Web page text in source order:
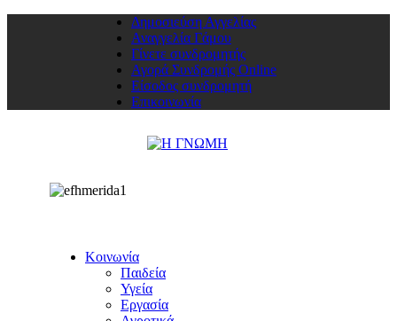
Δημοσιεύση Αγγελίας
Αναγγελία Γάμου
Γίνετε συνδρομητής
Αγορά Συνδρομής Online
Είσοδος συνδρομητή
Επικοινωνία
Κοινωνία
Παιδεία
Υγεία
Εργασία